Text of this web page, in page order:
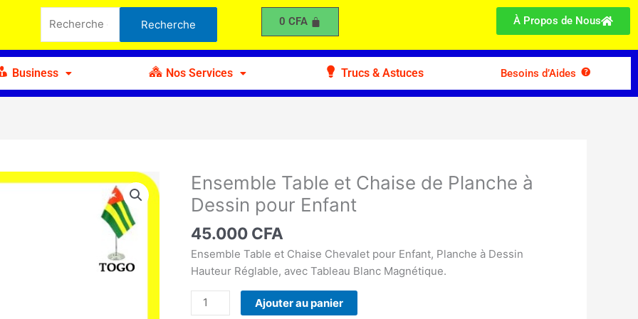
pour :
Recherche 0 CFA À Propos de Nous
Business Nos Services Trucs & Astuces Besoins d’Aides
Ensemble Table et Chaise de Planche à
Dessin pour Enfant
45.000 CFA
Ensemble Table et Chaise Chevalet pour Enfant, Planche à Dessin
Hauteur Réglable, avec Tableau Blanc Magnétique.
quantité
de
Ensemble
Table
et
Chaise
Planche
à
Ajouter au panier
de
Planche
Dessin